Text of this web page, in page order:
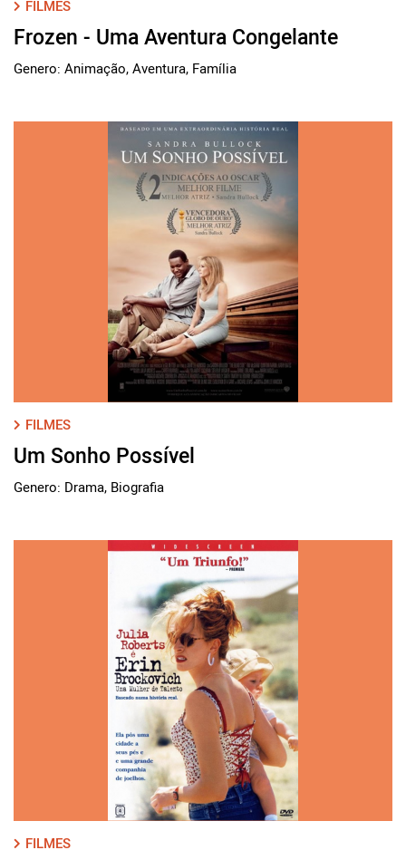
FILMES
Frozen - Uma Aventura Congelante
Genero: Animação, Aventura, Família
FILMES
Um Sonho Possível
Genero: Drama, Biografia
FILMES